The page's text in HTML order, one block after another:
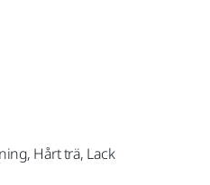
Hårt trä, Lack